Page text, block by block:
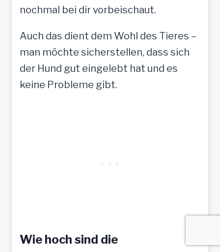
nochmal bei dir vorbeischaut.
Auch das dient dem Wohl des Tieres –
man möchte sicherstellen, dass sich
der Hund gut eingelebt hat und es
keine Probleme gibt.
Wie hoch sind die